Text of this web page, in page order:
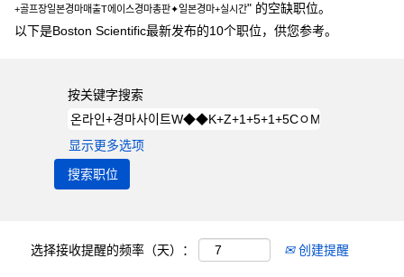
+골프장일본경마매출T에이스경마총판✦일본경마+실시간" 的空缺职位。
以下是Boston Scientific最新发布的10个职位，供您参考。
按关键字搜索
显示更多选项
选择接收提醒的频率（天）： 创建提醒